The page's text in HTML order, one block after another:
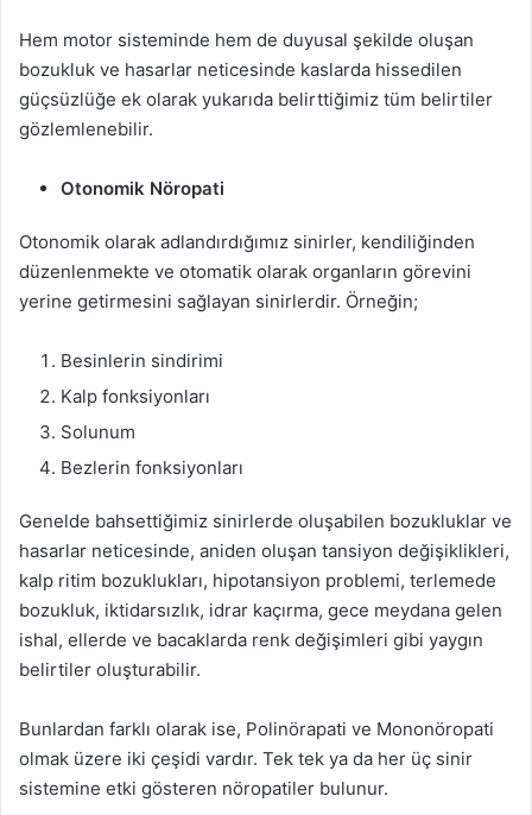
Hem motor sisteminde hem de duyusal şekilde oluşan
bozukluk ve hasarlar neticesinde kaslarda hissedilen
güçsüzlüğe ek olarak yukarıda belirttiğimiz tüm belirtiler
gözlemlenebilir.
Otonomik Nöropati
Otonomik olarak adlandırdığımız sinirler, kendiliğinden
düzenlenmekte ve otomatik olarak organların görevini
yerine getirmesini sağlayan sinirlerdir. Örneğin;
Besinlerin sindirimi
Kalp fonksiyonları
Solunum
Bezlerin fonksiyonları
Genelde bahsettiğimiz sinirlerde oluşabilen bozukluklar ve
hasarlar neticesinde, aniden oluşan tansiyon değişiklikleri,
kalp ritim bozuklukları, hipotansiyon problemi, terlemede
bozukluk, iktidarsızlık, idrar kaçırma, gece meydana gelen
ishal, ellerde ve bacaklarda renk değişimleri gibi yaygın
belirtiler oluşturabilir.
Bunlardan farklı olarak ise, Polinörapati ve Mononöropati
olmak üzere iki çeşidi vardır. Tek tek ya da her üç sinir
sistemine etki gösteren nöropatiler bulunur.